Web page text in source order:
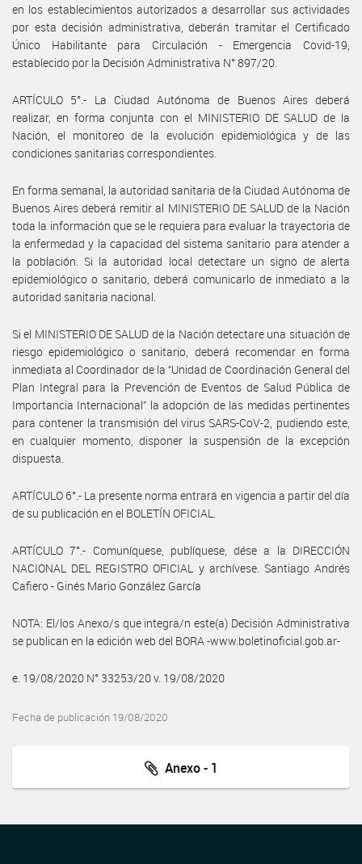
en los establecimientos autorizados a desarrollar sus actividades
por esta decisión administrativa, deberán tramitar el Certificado
Único Habilitante para Circulación - Emergencia Covid-19,
establecido por la Decisión Administrativa N° 897/20.
ARTÍCULO 5°.- La Ciudad Autónoma de Buenos Aires deberá
realizar, en forma conjunta con el MINISTERIO DE SALUD de la
Nación, el monitoreo de la evolución epidemiológica y de las
condiciones sanitarias correspondientes.
En forma semanal, la autoridad sanitaria de la Ciudad Autónoma de
Buenos Aires deberá remitir al MINISTERIO DE SALUD de la Nación
toda la información que se le requiera para evaluar la trayectoria de
la enfermedad y la capacidad del sistema sanitario para atender a
la población. Si la autoridad local detectare un signo de alerta
epidemiológico o sanitario, deberá comunicarlo de inmediato a la
autoridad sanitaria nacional.
Si el MINISTERIO DE SALUD de la Nación detectare una situación de
riesgo epidemiológico o sanitario, deberá recomendar en forma
inmediata al Coordinador de la “Unidad de Coordinación General del
Plan Integral para la Prevención de Eventos de Salud Pública de
Importancia Internacional” la adopción de las medidas pertinentes
para contener la transmisión del virus SARS-CoV-2, pudiendo este,
en cualquier momento, disponer la suspensión de la excepción
dispuesta.
ARTÍCULO 6°.- La presente norma entrará en vigencia a partir del día
de su publicación en el BOLETÍN OFICIAL.
ARTÍCULO 7°.- Comuníquese, publíquese, dése a la DIRECCIÓN
NACIONAL DEL REGISTRO OFICIAL y archívese. Santiago Andrés
Cafiero - Ginés Mario González García
NOTA: El/los Anexo/s que integra/n este(a) Decisión Administrativa
se publican en la edición web del BORA -www.boletinoficial.gob.ar-
e. 19/08/2020 N° 33253/20 v. 19/08/2020
Fecha de publicación 19/08/2020
Anexo - 1